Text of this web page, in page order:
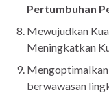
Pertumbuhan
Mewujudkan
Meningkatkan
berwawasan